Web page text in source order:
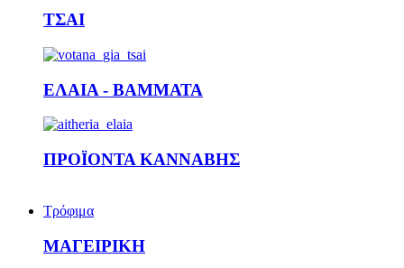
ΤΣΑΙ
ΕΛΑΙΑ - ΒΑΜΜΑΤΑ
ΠΡΟΪΟΝΤΑ ΚΑΝΝΑΒΗΣ
Τρόφιμα
ΜΑΓΕΙΡΙΚΗ